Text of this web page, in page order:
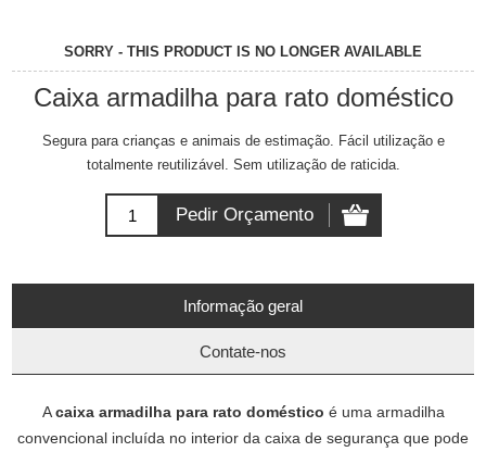
SORRY - THIS PRODUCT IS NO LONGER AVAILABLE
Caixa armadilha para rato doméstico
Segura para crianças e animais de estimação. Fácil utilização e
totalmente reutilizável. Sem utilização de raticida.
Informação geral
Contate-nos
Acaixa armadilha para rato doméstico é uma armadilha
convencional incluída no interior da caixa de segurança que pode